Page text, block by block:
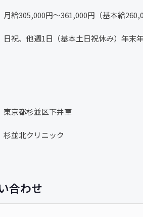
月給305,000円～361,000円（基本給
日祝、他週1日（基本土日祝休み）年末
東京都杉並区下井草
杉並北クリニック
合わせ